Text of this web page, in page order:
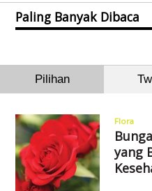
Paling Banyak Dibaca
Pilihan
Flora
yang